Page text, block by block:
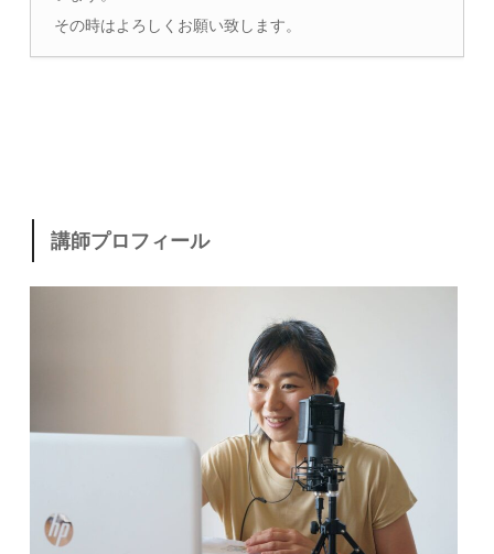
その時はよろしくお願い致します。
講師プロフィール